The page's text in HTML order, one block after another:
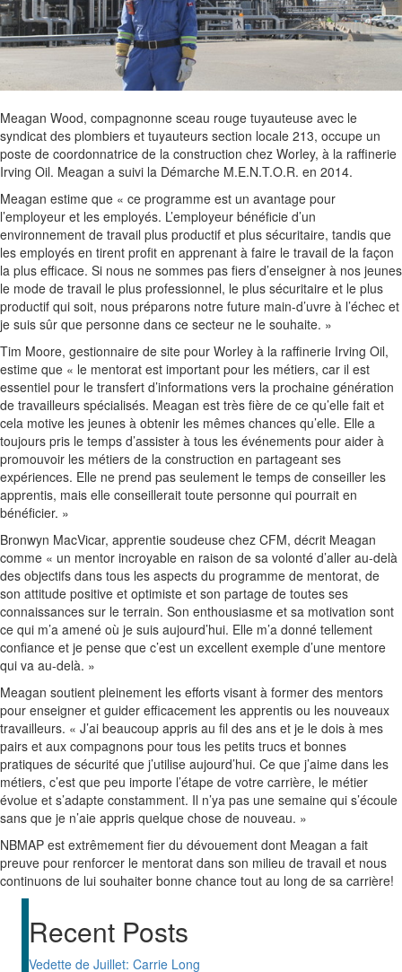
Meagan Wood, compagnonne sceau rouge tuyauteuse avec le
syndicat des plombiers et tuyauteurs section locale 213, occupe un
poste de coordonnatrice de la construction chez Worley, à la raffinerie
Irving Oil. Meagan a suivi la Démarche M.E.N.T.O.R. en 2014.
Meagan estime que « ce programme est un avantage pour
l’employeur et les employés. L’employeur bénéficie d’un
environnement de travail plus productif et plus sécuritaire, tandis que
les employés en tirent profit en apprenant à faire le travail de la façon
la plus efficace. Si nous ne sommes pas fiers d’enseigner à nos jeunes
le mode de travail le plus professionnel, le plus sécuritaire et le plus
productif qui soit, nous préparons notre future main-d’uvre à l’échec et
je suis sûr que personne dans ce secteur ne le souhaite. »
Tim Moore, gestionnaire de site pour Worley à la raffinerie Irving Oil,
estime que « le mentorat est important pour les métiers, car il est
essentiel pour le transfert d’informations vers la prochaine génération
de travailleurs spécialisés. Meagan est très fière de ce qu’elle fait et
cela motive les jeunes à obtenir les mêmes chances qu’elle. Elle a
toujours pris le temps d’assister à tous les événements pour aider à
promouvoir les métiers de la construction en partageant ses
expériences. Elle ne prend pas seulement le temps de conseiller les
apprentis, mais elle conseillerait toute personne qui pourrait en
bénéficier. »
Bronwyn MacVicar, apprentie soudeuse chez CFM, décrit Meagan
comme « un mentor incroyable en raison de sa volonté d’aller au-delà
des objectifs dans tous les aspects du programme de mentorat, de
son attitude positive et optimiste et son partage de toutes ses
connaissances sur le terrain. Son enthousiasme et sa motivation sont
ce qui m’a amené où je suis aujourd’hui. Elle m’a donné tellement
confiance et je pense que c’est un excellent exemple d’une mentore
qui va au-delà. »
Meagan soutient pleinement les efforts visant à former des mentors
pour enseigner et guider efficacement les apprentis ou les nouveaux
travailleurs. « J’ai beaucoup appris au fil des ans et je le dois à mes
pairs et aux compagnons pour tous les petits trucs et bonnes
pratiques de sécurité que j’utilise aujourd’hui. Ce que j’aime dans les
métiers, c’est que peu importe l’étape de votre carrière, le métier
évolue et s’adapte constamment. Il n’ya pas une semaine qui s’écoule
sans que je n’aie appris quelque chose de nouveau. »
NBMAP est extrêmement fier du dévouement dont Meagan a fait
preuve pour renforcer le mentorat dans son milieu de travail et nous
continuons de lui souhaiter bonne chance tout au long de sa carrière!
Recent Posts
Vedette de Juillet: Carrie Long